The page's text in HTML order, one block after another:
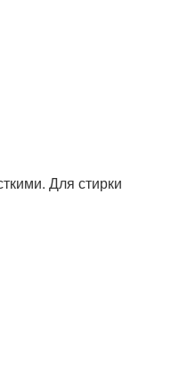
Для стирки